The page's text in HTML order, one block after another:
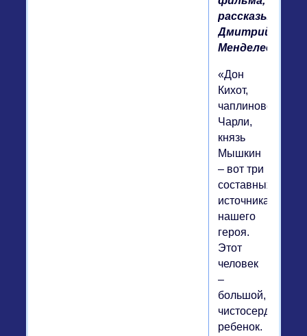
рассказывает
Дмитрий
Менделеев.
«Дон
Кихот,
чаплиновскии
Чарли,
князь
Мышкин
– вот три
составных
источника
нашего
героя.
Этот
человек
–
большой,
чистосердечный
ребенок.